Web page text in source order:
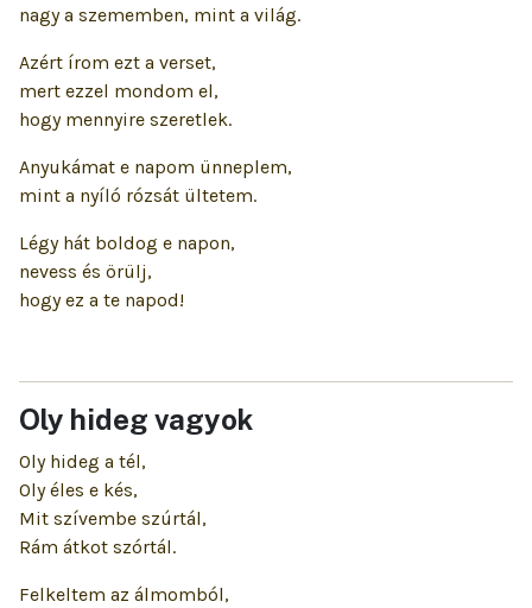
nagy a szememben, mint a világ.
Azért írom ezt a verset,
mert ezzel mondom el,
hogy mennyire szeretlek.
Anyukámat e napom ünneplem,
mint a nyíló rózsát ültetem.
Légy hát boldog e napon,
nevess és örülj,
hogy ez a te napod!
Oly hideg vagyok
Oly hideg a tél,
Oly éles e kés,
Mit szívembe szúrtál,
Rám átkot szórtál.
Felkeltem az álmomból,